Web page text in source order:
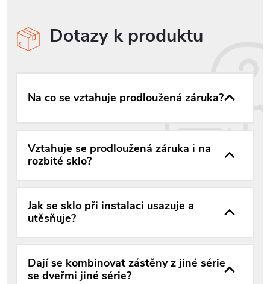
Dotazy k produktu
Na co se vztahuje prodloužená záruka?
Vztahuje se prodloužená záruka i na
rozbité sklo?
Jak se sklo při instalaci usazuje a
utěsňuje?
Dají se kombinovat zástěny z jiné série
se dveřmi jiné série?